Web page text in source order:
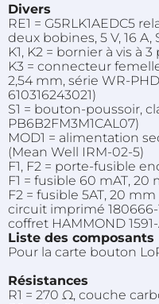
Divers
RE1 = G5RLK1AEDC5
deux bobines, 5 V, 16 A,
K1, K2 = bornier à vis à
K3 = connecteur
2,54 mm, série WR-PHD
610316243021)
S1 = bouton-poussoir,
PB6B2FM3M1CAL07)
MOD1 = alimentation
(Mean Well IRM-02-5)
F1, F2 = porte-fusible
F1 = fusible 60 mAT, 20
F2 = fusible 5AT, 20 mm
circuit imprimé 180666-
coffret HAMMOND
Liste des composants
Pour la carte bouton
Résistances
R1 = 270 Ω, couche